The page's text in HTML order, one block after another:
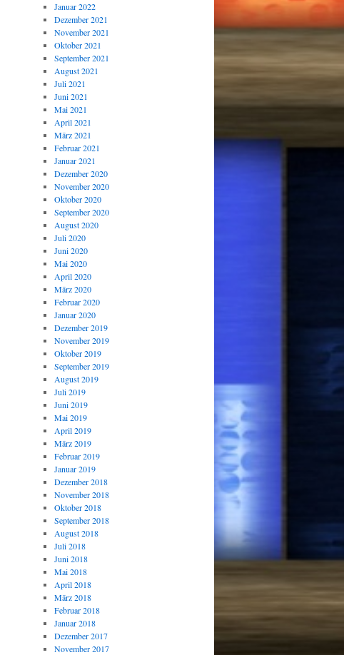
Januar 2022
Dezember 2021
November 2021
Oktober 2021
September 2021
August 2021
Juli 2021
Juni 2021
Mai 2021
April 2021
März 2021
Februar 2021
Januar 2021
Dezember 2020
November 2020
Oktober 2020
September 2020
August 2020
Juli 2020
Juni 2020
Mai 2020
April 2020
März 2020
Februar 2020
Januar 2020
Dezember 2019
November 2019
Oktober 2019
September 2019
August 2019
Juli 2019
Juni 2019
Mai 2019
April 2019
März 2019
Februar 2019
Januar 2019
Dezember 2018
November 2018
Oktober 2018
September 2018
August 2018
Juli 2018
Juni 2018
Mai 2018
April 2018
März 2018
Februar 2018
Januar 2018
Dezember 2017
November 2017